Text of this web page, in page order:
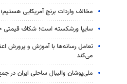
مخالف واردات برنج آمریکایی
سایپا ورشکسته است؛ شکاف قیمتی ۱۶۰۰ همتی در بازار خودرو
تعامل رسانه‌ها با آموزش و پرورش
می‌کند
ملی‌پوشان والیبال ساحلی ایران در